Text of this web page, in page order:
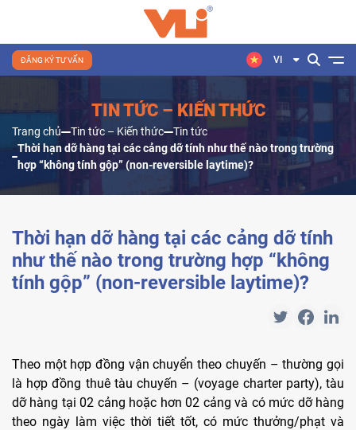
ĐĂNG KÝ TƯ VẤN VI
TIN TỨC – KIẾN THỨC
Trang chủ Tin tức – Kiến thức
Tin tức
Thời hạn dỡ hàng tại các cảng dỡ tính như thế nào trong trường
hợp “không tính gộp” (non-reversible laytime)?
Thời hạn dỡ hàng tại các cảng dỡ tính
như thế nào trong trường hợp “không
tính gộp” (non-reversible laytime)?
Theo một hợp đồng vận chuyển theo chuyến – thường gọi
là hợp đồng thuê tàu chuyến – (voyage charter party), tàu
dỡ hàng tại 02 cảng hoặc hơn 02 cảng và có mức dỡ hàng
theo ngày làm việc thời tiết tốt, có mức thưởng/phạt và